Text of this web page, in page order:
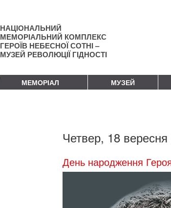
НАЦІОНАЛЬНИЙ
МЕМОРІАЛЬНИЙ КОМПЛЕКС
ГЕРОЇВ НЕБЕСНОЇ СОТНІ –
МУЗЕЙ РЕВОЛЮЦІЇ ГІДНОСТІ
МЕМОРІАЛ МУЗЕЙ
Четвер, 18
День народження